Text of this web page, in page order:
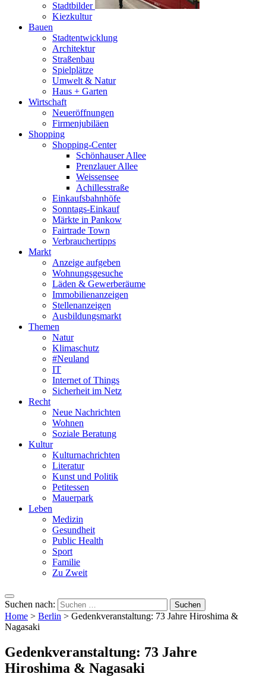
Stadtbilder
Kiezkultur
Bauen
Stadtentwicklung
Architektur
Straßenbau
Spielplätze
Umwelt & Natur
Haus + Garten
Wirtschaft
Neueröffnungen
Firmenjubiläen
Shopping
Shopping-Center
Schönhauser Allee
Prenzlauer Allee
Weissensee
Achillesstraße
Einkaufsbahnhöfe
Sonntags-Einkauf
Märkte in Pankow
Fairtrade Town
Verbrauchertipps
Markt
Anzeige aufgeben
Wohnungsgesuche
Läden & Gewerberäume
Immobilienanzeigen
Stellenanzeigen
Ausbildungsmarkt
Themen
Natur
Klimaschutz
#Neuland
IT
Internet of Things
Sicherheit im Netz
Recht
Neue Nachrichten
Wohnen
Soziale Beratung
Kultur
Kulturnachrichten
Literatur
Kunst und Politik
Petitessen
Mauerpark
Leben
Medizin
Gesundheit
Public Health
Sport
Familie
Zu Zweit
Suchen nach:
Home > Berlin > Gedenkveranstaltung: 73 Jahre Hiroshima &
Nagasaki
Gedenkveranstaltung: 73 Jahre
Hiroshima & Nagasaki